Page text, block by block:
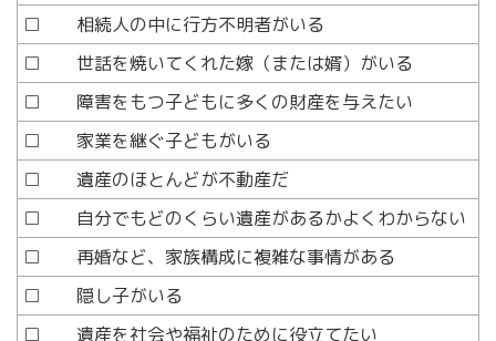
□ 相続人の中に行方不明者がいる
□ 世話を焼いてくれた嫁（または婿）がいる
□ 障害をもつ子どもに多くの財産を与えたい
□ 家業を継ぐ子どもがいる
□ 遺産のほとんどが不動産だ
□ 自分でもどのくらい遺産があるかよくわからない
□ 再婚など、家族構成に複雑な事情がある
□ 隠し子がいる
□ 遺産を社会や福祉のために役立てたい